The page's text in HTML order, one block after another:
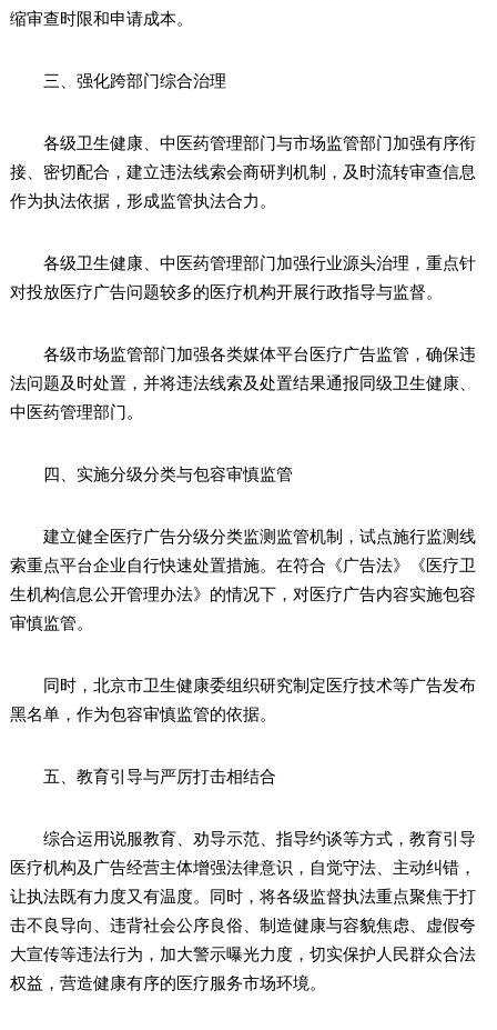
缩审查时限和申请成本。
三、强化跨部门综合治理
各级卫生健康、中医药管理部门与市场监管部门加强有序衔
接、密切配合，建立违法线索会商研判机制，及时流转审查信息
作为执法依据，形成监管执法合力。
各级卫生健康、中医药管理部门加强行业源头治理，重点针
对投放医疗广告问题较多的医疗机构开展行政指导与监督。
各级市场监管部门加强各类媒体平台医疗广告监管，确保违
法问题及时处置，并将违法线索及处置结果通报同级卫生健康、
中医药管理部门。
四、实施分级分类与包容审慎监管
建立健全医疗广告分级分类监测监管机制，试点施行监测线
索重点平台企业自行快速处置措施。在符合《广告法》《医疗卫
生机构信息公开管理办法》的情况下，对医疗广告内容实施包容
审慎监管。
同时，北京市卫生健康委组织研究制定医疗技术等广告发布
黑名单，作为包容审慎监管的依据。
五、教育引导与严厉打击相结合
综合运用说服教育、劝导示范、指导约谈等方式，教育引导
医疗机构及广告经营主体增强法律意识，自觉守法、主动纠错，
让执法既有力度又有温度。同时，将各级监督执法重点聚焦于打
击不良导向、违背社会公序良俗、制造健康与容貌焦虑、虚假夸
大宣传等违法行为，加大警示曝光力度，切实保护人民群众合法
权益，营造健康有序的医疗服务市场环境。